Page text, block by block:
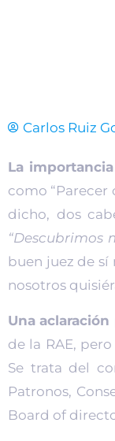
Carlos Ruiz
La
como “Parecer
dicho, dos
“Descubrimos
buen juez de sí
nosotros
Una
de la RAE,
Se trata del
Patronos,
Board of